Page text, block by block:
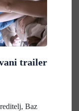
trailer
Baz